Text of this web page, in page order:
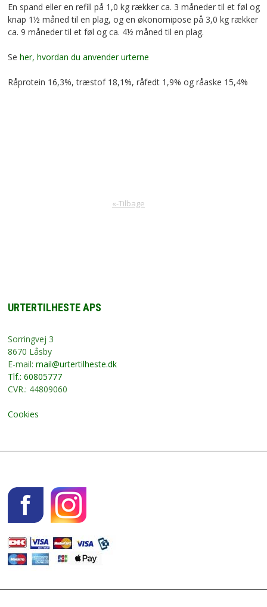
En spand eller en refill på 1,0 kg rækker ca. 3 måneder til et føl og
knap 1½ måned til en plag, og en økonomipose på 3,0 kg rækker
ca. 9 måneder til et føl og ca. 4½ måned til en plag.
Se her, hvordan du anvender urterne
Råprotein 16,3%, træstof 18,1%, råfedt 1,9% og råaske 15,4%
«-Tilbage
URTERTILHESTE APS
Sorringvej 3
8670 Låsby
E-mail: mail@urtertilheste.dk
Tlf.: 60805777
CVR.: 44809060
Cookies